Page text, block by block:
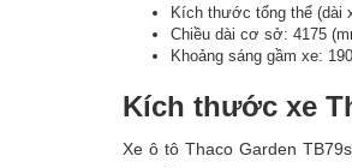
Kích thước tổng thể (dài
Chiều dài cơ sở: 4175
Khoảng sáng gầm xe:
Kích thước xe
Xe ô tô Thaco Garden